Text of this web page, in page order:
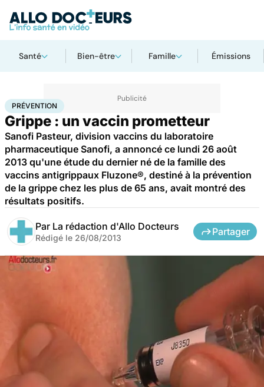
Santé Bien-être Famille Émissions
AccueilSantéMaladies Prévention
PRÉVENTION
Grippe : un vaccin prometteur
Sanofi Pasteur, division vaccins du laboratoire
pharmaceutique Sanofi, a annoncé ce lundi 26 août
2013 qu'une étude du dernier né de la famille des
vaccins antigrippaux Fluzone®, destiné à la prévention
de la grippe chez les plus de 65 ans, avait montré des
résultats positifs.
Par La rédaction d'Allo Docteurs
Rédigé le 26/08/2013
Partager